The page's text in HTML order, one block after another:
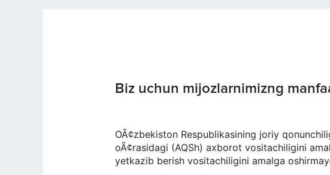
Biz uchun mijozlarnimizng
OÃ¢zbekiston Respublikasining joriy
oÃ¢rasidagi (AQSh) axborot vositachiligini
yetkazib berish vositachiligini amalga